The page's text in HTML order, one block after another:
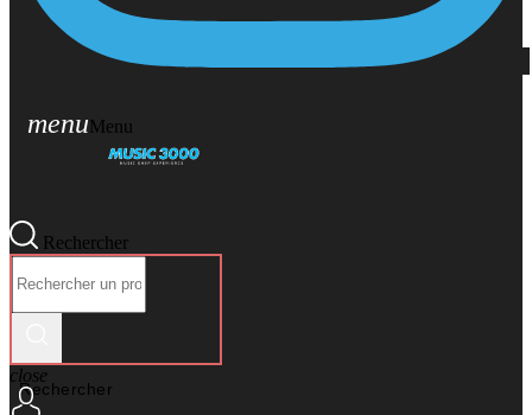
menuMenu
Rechercher
Rechercher
close